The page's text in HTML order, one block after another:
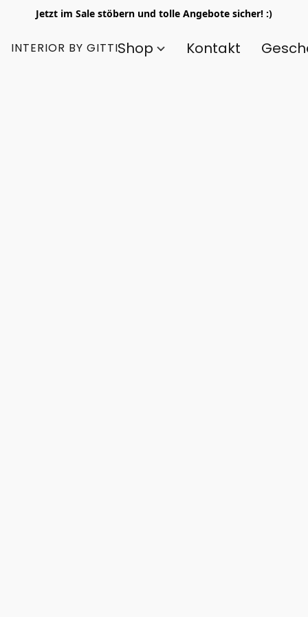
Jetzt im Sale stöbern und tolle Angebote sicher! :)
INTERIOR BY GITTIShop Kontakt